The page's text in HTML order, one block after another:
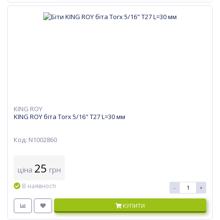
KING ROY
KING ROY біта Torx 5/16" T27 L=30 мм
Код: N1002860
ціна 25 грн
В наявності - +
КУПИТИ